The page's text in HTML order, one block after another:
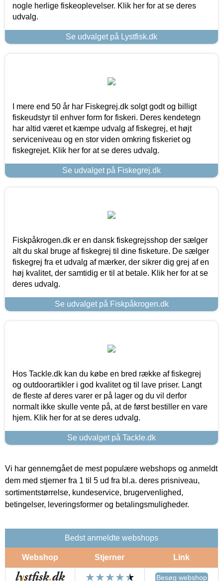
nogle herlige fiskeoplevelser. Klik her for at se deres
udvalg.
Se udvalget på Lystfisk.dk
I mere end 50 år har Fiskegrej.dk solgt godt og billigt
fiskeudstyr til enhver form for fiskeri. Deres kendetegn
har altid været et kæmpe udvalg af fiskegrej, et højt
serviceniveau og en stor viden omkring fiskeriet og
fiskegrejet. Klik her for at se deres udvalg.
Se udvalget på Fiskegrej.dk
Fiskpåkrogen.dk er en dansk fiskegrejsshop der sælger
alt du skal bruge af fiskegrej til dine fisketure. De sælger
fiskegrej fra et udvalg af mærker, der sikrer dig grej af en
høj kvalitet, der samtidig er til at betale. Klik her for at se
deres udvalg.
Se udvalget på Fiskpåkrogen.dk
Hos Tackle.dk kan du købe en bred række af fiskegrej
og outdoorartikler i god kvalitet og til lave priser. Langt
de fleste af deres varer er på lager og du vil derfor
normalt ikke skulle vente på, at de først bestiller en vare
hjem. Klik her for at se deres udvalg.
Se udvalget på Tackle.dk
Vi har gennemgået de mest populære webshops og anmeldt
dem med stjerner fra 1 til 5 ud fra bl.a. deres prisniveau,
sortimentstørrelse, kundeservice, brugervenlighed,
betingelser, leveringsformer og betalingsmuligheder.
Bedst anmeldte webshops
Webshop Stjerner Link
Besøg webshop